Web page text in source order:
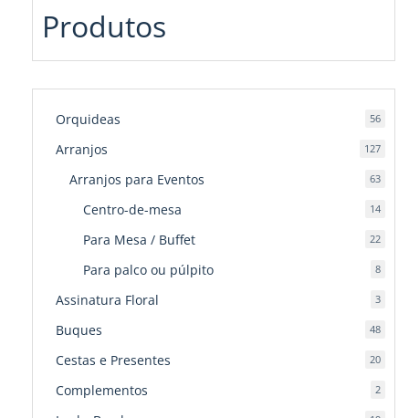
Produtos
Orquideas 5656
Arranjos 127127
Arranjos para Eventos 6363
Centro-de-mesa 1414
Para Mesa / Buffet 2222
Para palco ou púlpito 88
Assinatura Floral 33
Buques 4848
Cestas e Presentes 2020
Complementos 22